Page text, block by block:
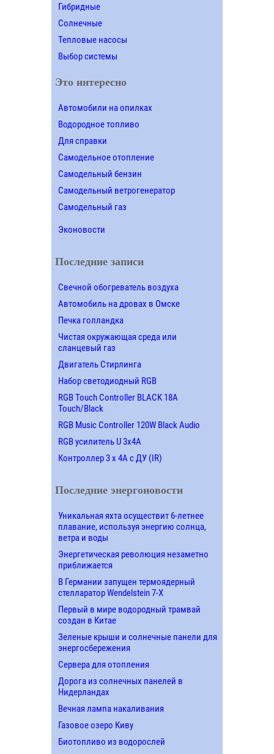
Гибридные
Солнечные
Тепловые насосы
Выбор системы
Это интересно
Автомобили на опилках
Водородное топливо
Для справки
Самодельное отопление
Самодельный бензин
Самодельный ветрогенератор
Самодельный газ
Эконовости
Последние записи
Свечной обогреватель воздуха
Автомобиль на дровах в Омске
Печка голландка
Чистая окружающая среда или
сланцевый газ
Двигатель Стирлинга
Набор светодиодный RGB
RGB Touch Controller BLACK 18A
Touch/Black
RGB Music Controller 120W Black Audio
RGB усилитель U 3х4A
Контроллер 3 х 4А с ДУ (IR)
Последние энергоновости
Уникальная яхта осуществит 6-летнее
плавание, используя энергию солнца,
ветра и воды
Энергетическая революция незаметно
приближается
В Германии запущен термоядерный
стелларатор Wendelstein 7-X
Первый в мире водородный трамвай
создан в Китае
Зеленые крыши и солнечные панели для
энергосбережения
Сервера для отопления
Дорога из солнечных панелей в
Нидерландах
Вечная лампа накаливания
Газовое озеро Киву
Биотопливо из водорослей